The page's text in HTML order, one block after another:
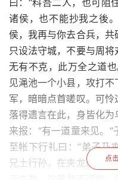
曰：“料吾二人，也可阻
诸侯，也不能抄我之後
侯，我再与你去合兵，
只设法守城，不要与周将
无有不克，此万全之道
见渑池一个小县，攻打
军，暗暗点首嗟叹。可
落得遗言在此，身皆化
来报：“有一道童来见。”
至帐下行礼曰：“弟子乃
兄土行孙，在夹龙山猛点